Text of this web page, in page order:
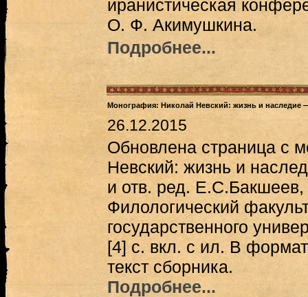
иранистическая
О. Ф. Акимушкина.
Подробнее...
Монография: Николай Невский: жизнь и наследие
26.12.2015
Обновлена страница с
Невский: жизнь и
и отв. ред.
Филологический
государственного
[4] с. вкл. с ил. В
текст сборника.
Подробнее...